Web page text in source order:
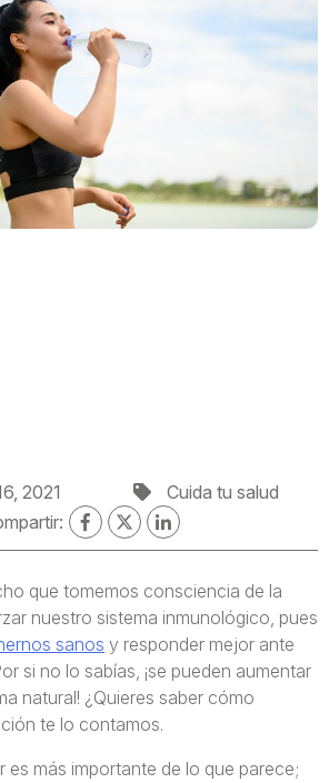
2021
Cuida tu salud
que tomemos consciencia de la
nuestro sistema inmunológico, pues
sanos y responder mejor ante
si no lo sabías, ¡se pueden aumentar
natural! ¿Quieres saber cómo
te lo contamos.
es más importante de lo que parece;